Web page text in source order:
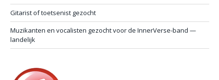
Gitarist of toetsenist gezocht
Muzikanten en vocalisten gezocht voor de InnerVerse-band —
landelijk